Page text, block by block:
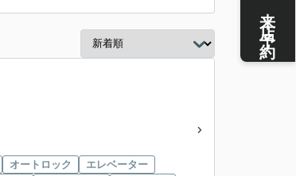
オートロック
エレベーター
来店予約